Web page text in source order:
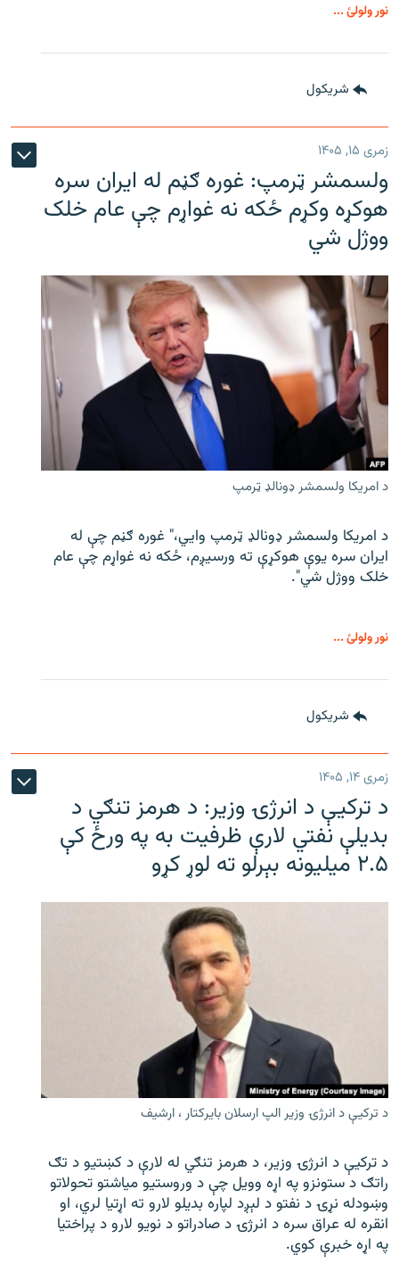
نور ولولئ ...
شريکول
زمری ۱۵, ۱۴۰۵
ولسمشر ټرمپ: غوره ګڼم له ایران سره
هوکړه وکړم ځکه نه غواړم چې عام خلک
ووژل شي
د امریکا ولسمشر ډونالډ ټرمپ
د امریکا ولسمشر ډونالډ ټرمپ وايي،" غوره ګڼم چې له
ایران سره یوې هوکړې ته ورسیږم، ځکه نه غواړم چې عام
خلک ووژل شي".
نور ولولئ ...
شريکول
زمری ۱۴, ۱۴۰۵
د ترکیې د انرژۍ وزیر: د هرمز تنګي د
بدیلې نفتي لارې ظرفیت به په ورځ کې
۲.۵ میلیونه بېرلو ته لوړ کړو
د ترکیې د انرژۍ وزیر الپ ارسلان بایرکتار ، ارشیف
د ترکیې د انرژۍ وزیر، د هرمز تنګي له لارې د کښتیو د تګ
راتګ د ستونزو په اړه وویل چې د وروستیو میاشتو تحولاتو
وښودله نړۍ د نفتو د لېږد لپاره بدیلو لارو ته اړتیا لري، او
انقره له عراق سره د انرژۍ د صادراتو د نویو لارو د پراختیا
په اړه خبرې کوي.